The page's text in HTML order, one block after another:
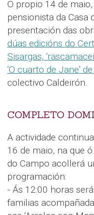
O propio 14 de
pensionista da Casa
presentación das
dúas edicións do
Sisargas,
'O cuarto de Jane'
colectivo Caldeirón.
COMPLETO
A actividade
16 de maio, na que
do Campo acollerá
programación:
- Ás 12:00 horas
familias